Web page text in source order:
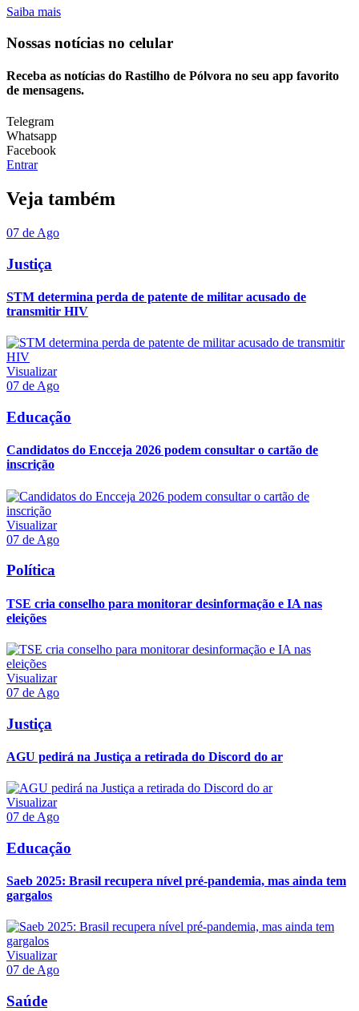
Saiba mais
Nossas notícias no celular
Receba as notícias do Rastilho de Pólvora no seu app favorito
de mensagens.
Telegram
Whatsapp
Facebook
Entrar
Veja também
07 de Ago
Justiça
STM determina perda de patente de militar acusado de
transmitir HIV
Visualizar
07 de Ago
Educação
Candidatos do Encceja 2026 podem consultar o cartão de
inscrição
Visualizar
07 de Ago
Política
TSE cria conselho para monitorar desinformação e IA nas
eleições
Visualizar
07 de Ago
Justiça
AGU pedirá na Justiça a retirada do Discord do ar
Visualizar
07 de Ago
Educação
Saeb 2025: Brasil recupera nível pré-pandemia, mas ainda tem
gargalos
Visualizar
07 de Ago
Saúde